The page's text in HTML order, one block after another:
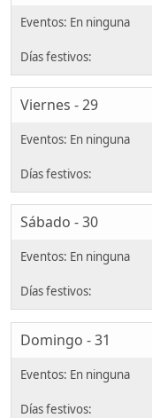
Viernes - 29
Sábado - 30
Domingo - 31